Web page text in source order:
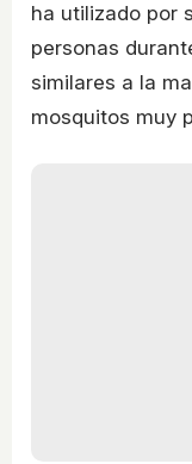
ha utilizado por
personas
similares a la
mosquitos muy